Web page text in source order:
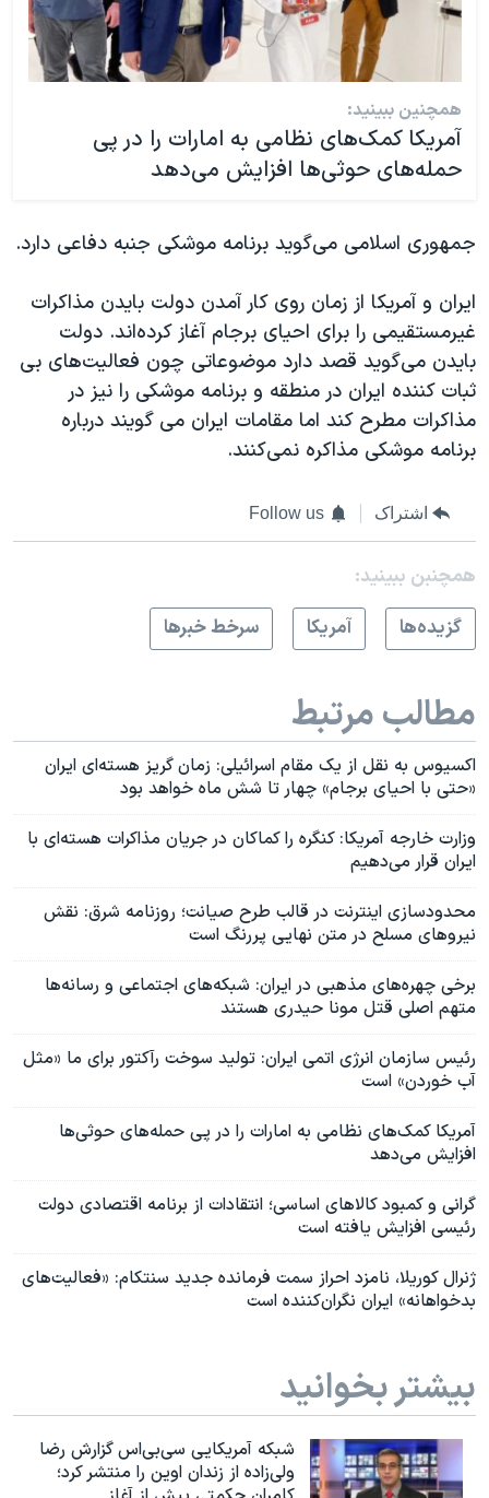
همچنین ببینید:
آمریکا کمک‌های نظامی به امارات را در پی
حمله‌های حوثی‌ها افزایش می‌دهد
جمهوری اسلامی می‌گوید برنامه موشکی جنبه دفاعی دارد.
ایران و آمریکا از زمان روی کار آمدن دولت بایدن مذاکرات
غیرمستقیمی را برای احیای برجام آغاز کرده‌اند. دولت
بایدن می‌گوید قصد دارد موضوعاتی چون فعالیت‌های بی
ثبات کننده ایران در منطقه و برنامه موشکی را نیز در
مذاکرات مطرح کند اما مقامات ایران می ‌گویند درباره
برنامه موشکی مذاکره نمی‌کنند.
اشتراک Follow us
همچنبن ببینید:
گزيده‌ها
آمريکا سرخط خبرها
مطالب مرتبط
اکسیوس به نقل از یک مقام اسرائیلی: زمان گریز هسته‌ای ایران
«حتی با احیای برجام» چهار تا شش ماه خواهد بود
وزارت خارجه آمریکا: کنگره را کماکان در جریان مذاکرات هسته‌ای با
ایران قرار می‌‌دهیم
محدودسازی اینترنت در قالب طرح صیانت؛ روزنامه شرق: نقش
نیروهای مسلح در متن نهایی پررنگ است
برخی چهره‌های مذهبی در ایران: شبکه‌های اجتماعی و رسانه‌ها
متهم اصلی قتل مونا حیدری هستند
رئیس سازمان انرژی اتمی ایران: تولید سوخت رآکتور برای ما «مثل
آب خوردن» است
آمریکا کمک‌های نظامی به امارات را در پی حمله‌های حوثی‌ها
افزایش می‌دهد
گرانی و کمبود کالاهای اساسی؛ انتقادات از برنامه اقتصادی دولت
رئیسی افزایش یافته است
ژنرال کوریلا، نامزد احراز سمت فرمانده جدید سنتکام: «فعالیت‌های
بدخواهانه» ایران نگران‌کننده است
بیشتر بخوانید
شبکه آمریکایی سی‌بی‌‌اس گزارش رضا
ولی‌زاده از زندان اوین را منتشر کرد؛